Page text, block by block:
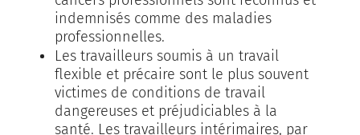
indemnisés comme des maladies
professionnelles.
Les travailleurs soumis à un travail
flexible et précaire sont le plus souvent
victimes de conditions de travail
dangereuses et préjudiciables à la
santé. Les travailleurs intérimaires, par